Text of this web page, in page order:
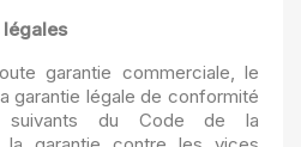
garantie commerciale, le
garantie légale de conformité
suivants du Code de la